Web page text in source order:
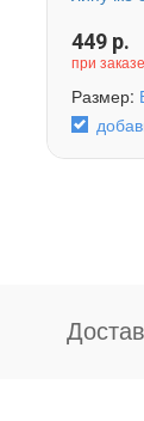
449р.
при
Размер: